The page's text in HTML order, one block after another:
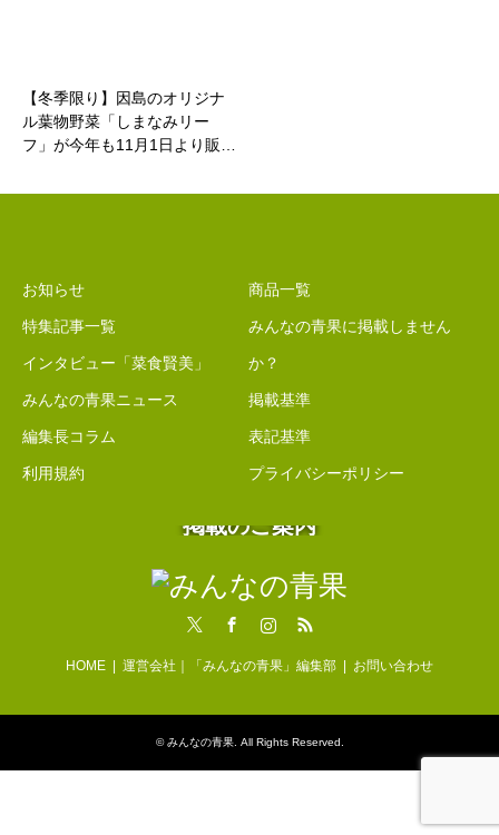
【冬季限り】因島のオリジナ
ル葉物野菜「しまなみリー
フ」が今年も11月1日より販…
お知らせ
特集記事一覧
インタビュー「菜食賢美」
みんなの青果ニュース
編集長コラム
利用規約
商品一覧
みんなの青果に掲載しません
か？
掲載基準
表記基準
プライバシーポリシー
掲載のご案内
RSS
HOME 運営会社｜「みんなの青果」編集部 お問い合わせ
©みんなの青果. All Rights Reserved.